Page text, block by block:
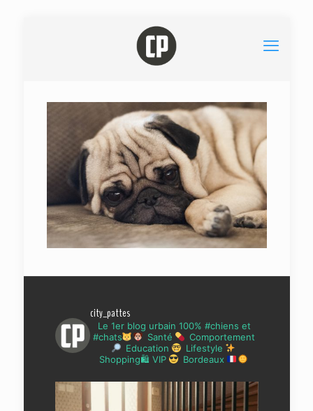
city_pattes
Le 1er blog urbain 100% #chiens et
#chats
Santé
Comportement
Education
Lifestyle
Shopping🛍 VIP
Bordeaux